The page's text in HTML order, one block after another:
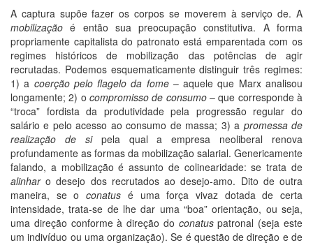
A captura supõe fazer os corpos se moverem à serviço de. A
mobilização é então sua preocupação constitutiva. A forma
propriamente capitalista do patronato está emparentada com os
regimes históricos de mobilização das potências de agir
recrutadas. Podemos esquematicamente distinguir três regimes:
1) a coerção pelo flagelo da fome– aquele que Marx analisou
longamente; 2) o compromisso de consumo– que corresponde à
“troca” fordista da produtividade pela progressão regular do
salário e pelo acesso ao consumo de massa; 3) a promessa de
realização
de sipela qual a empresa neoliberal renova
profundamente as formas da mobilização salarial. Genericamente
falando, a mobilização é assunto de colinearidade: se trata de
alinharo desejo dos recrutados ao desejo-amo. Dito de outra
maneira, se oconatus é uma força vivaz dotada de certa
intensidade, trata-se de lhe dar uma “boa” orientação, ou seja,
uma direção conforme à direção do conatuspatronal (seja este
um indivíduo ou uma organização). Se é questão de direção e de